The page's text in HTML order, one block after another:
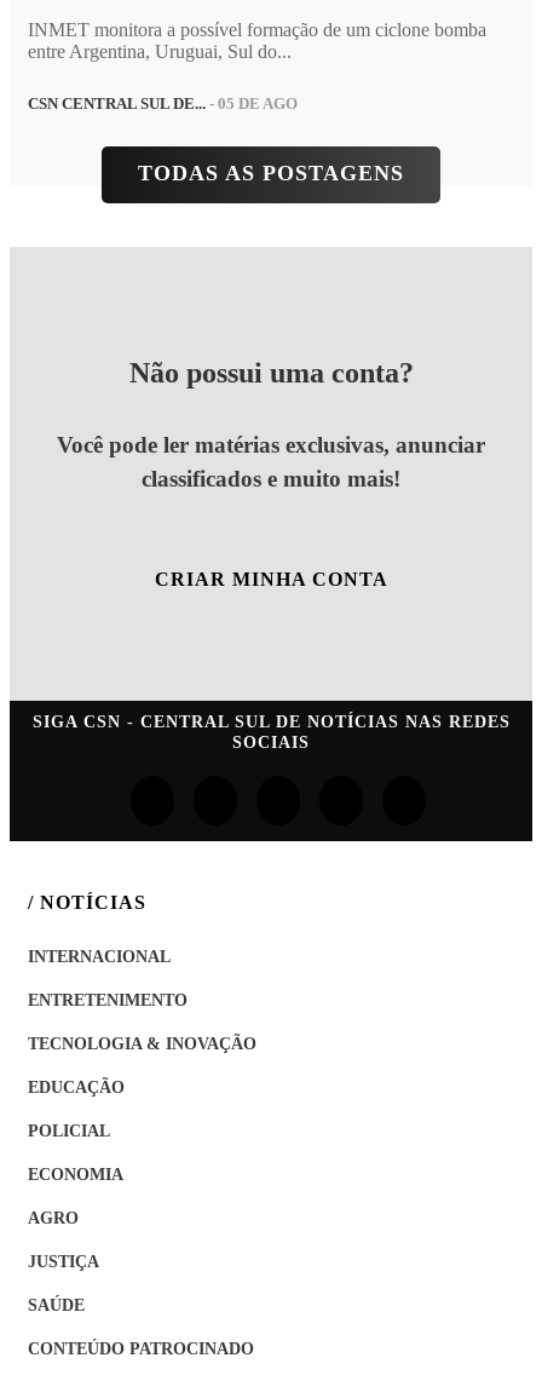
INMET monitora a possível formação de um ciclone bomba
entre Argentina, Uruguai, Sul do...
CSN CENTRAL SUL DE... - 05 DE AGO
TODAS AS POSTAGENS
Não possui uma conta?
Você pode ler matérias exclusivas, anunciar
classificados e muito mais!
CRIAR MINHA CONTA
SIGA CSN - CENTRAL SUL DE NOTÍCIAS NAS REDES
SOCIAIS
/ NOTÍCIAS
INTERNACIONAL
ENTRETENIMENTO
TECNOLOGIA & INOVAÇÃO
EDUCAÇÃO
POLICIAL
ECONOMIA
AGRO
JUSTIÇA
SAÚDE
CONTEÚDO PATROCINADO